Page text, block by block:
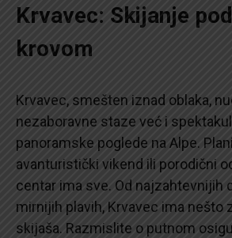
Krvavec: Skijanje
krovom
Krvavec, smešten iznad oblaka,
nezaboravne staze već i
panoramske poglede na Alpe.
avanturistički vikend ili porodični
centar ima sve. Od najzahtevnijih
mirnijih plavih, Krvavec ima nešto
skijaša. Razmislite o putnom